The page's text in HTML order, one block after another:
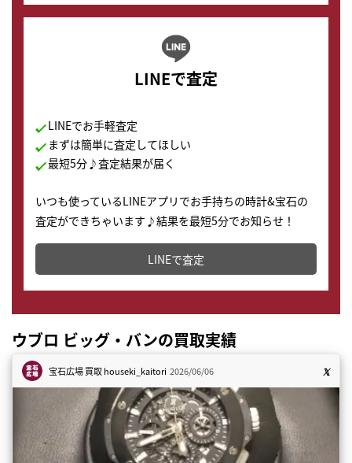
LINEで査定
LINEでお手軽査定
まずは簡単に査定してほしい
最短5分♪査定結果が届く
いつも使っているLINEアプリでお手持ちの時計&宝石の
査定ができちゃいます♪結果を最短5分でお知らせ！
どこからでもすぐに査定金額を知ることが出来ます。
LINEで査定
ウブロ ビッグ・バンの買取実績
宝石広場 買取houseki_kaitori 2026/06/06